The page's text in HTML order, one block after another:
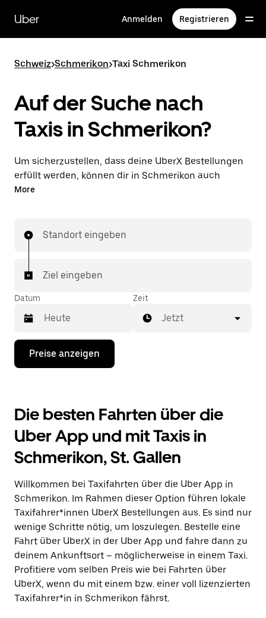
zum
Hauptinhalt
Uber Anmelden Registrieren
Schweiz>Schmerikon>Taxi Schmerikon
Auf der Suche nach
Taxis in Schmerikon?
Um sicherzustellen, dass deine UberX Bestellungen
erfüllt werden, können dir in Schmerikon auch
lizenzierte Taxifahrer*innen zugewiesen werden. In
Preise, die du von UberX kennst, während du mit
In einigen Städten der Schweiz kannst du in der
Uber App gezielt ein Taxi bestellen, wenn du sicher
sein möchtest, dass dir ein Taxi für deine Fahrt
zugewiesen wird.
More
Standort eingeben
Ziel eingeben
Datum
Drücke
Nach-
mit
dem
Kalender
zu
interagieren
und
Datum
auszuwählen.
Drücke
die
Escape-
Taste,
um
den
Kalender
zu
schließen.
Zeit
Jetzt
Preise anzeigen
Die besten Fahrten über die
Uber App und mit Taxis in
Schmerikon, St. Gallen
Willkommen bei Taxifahrten über die Uber App in
Schmerikon. Im Rahmen dieser Option führen lokale
Taxifahrer*innen UberX Bestellungen aus. Es sind nur
wenige Schritte nötig, um loszulegen. Bestelle eine
Fahrt über UberX in der Uber App und fahre dann zu
deinem Ankunftsort – möglicherweise in einem Taxi.
Profitiere vom selben Preis wie bei Fahrten über
UberX, wenn du mit einem bzw. einer voll lizenzierten
Taxifahrer*in in Schmerikon fährst.